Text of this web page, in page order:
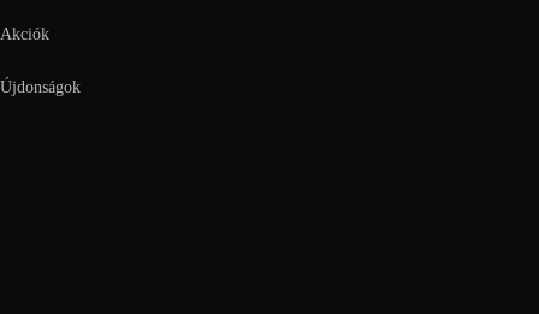
Akciók
Újdonságok